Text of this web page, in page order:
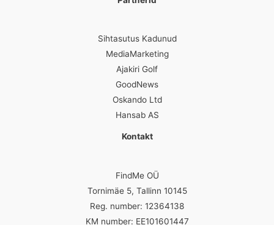
Sihtasutus Kadunud
MediaMarketing
Ajakiri Golf
GoodNews
Oskando Ltd
Hansab AS
Kontakt
FindMe OÜ
Tornimäe 5, Tallinn 10145
Reg. number: 12364138
KM number: EE101601447